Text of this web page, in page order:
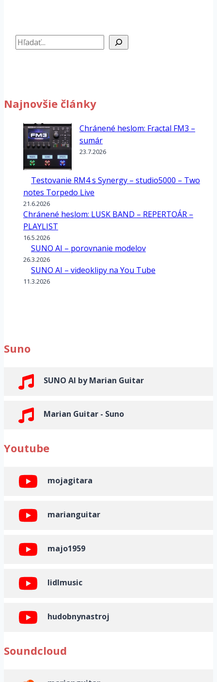
Hľadať
Najnovšie články
Chránené heslom: Fractal FM3 –
sumár
23.7.2026
Testovanie RM4 s Synergy – studio5000 – Two
notes Torpedo Live
21.6.2026
Chránené heslom: LUSK BAND – REPERTOÁR –
PLAYLIST
16.5.2026
SUNO AI – porovnanie modelov
26.3.2026
SUNO AI – videoklipy na You Tube
11.3.2026
Suno
SUNO AI by Marian Guitar
Marian Guitar - Suno
Youtube
mojagitara
marianguitar
majo1959
lidlmusic
hudobnynastroj
Soundcloud